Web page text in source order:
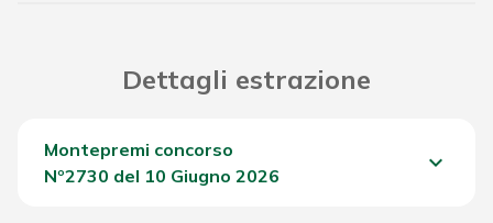
Dettagli estrazione
Montepremi concorso
Nº2730 del 10 Giugno 2026
keyboard_arrow_down